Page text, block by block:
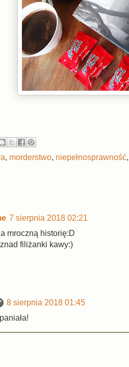
, morderstwo, niepełnosprawność,
7 sierpnia 2018 02:21
mroczną historię:D
filiżanki kawy:)
8 sierpnia 2018 01:45